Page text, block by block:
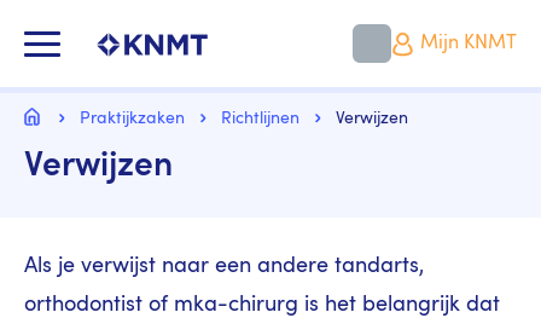
naar
gaan
Mijn KNMT
Kruimelpad
HomePraktijkzaken Richtlijnen Verwijzen
Verwijzen
Als je verwijst naar een andere tandarts,
orthodontist of mka-chirurg is het belangrijk dat